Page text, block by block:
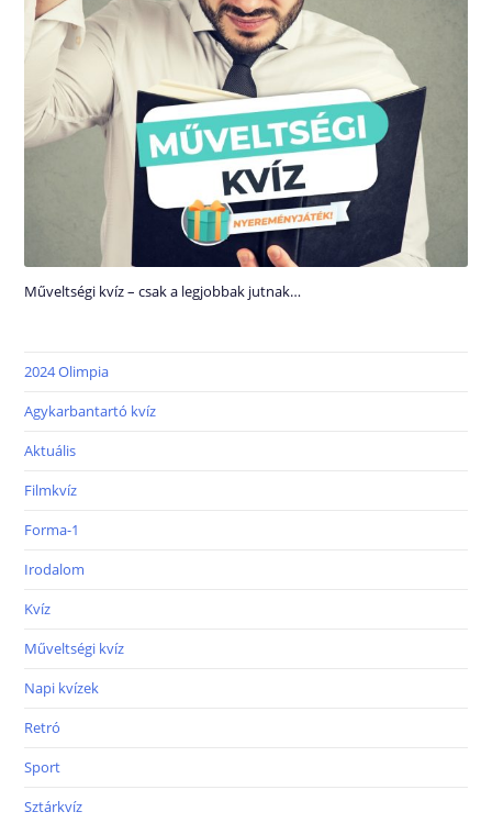
Műveltségi kvíz – csak a legjobbak jutnak…
2024 Olimpia
Agykarbantartó kvíz
Aktuális
Filmkvíz
Forma-1
Irodalom
Kvíz
Műveltségi kvíz
Napi kvízek
Retró
Sport
Sztárkvíz